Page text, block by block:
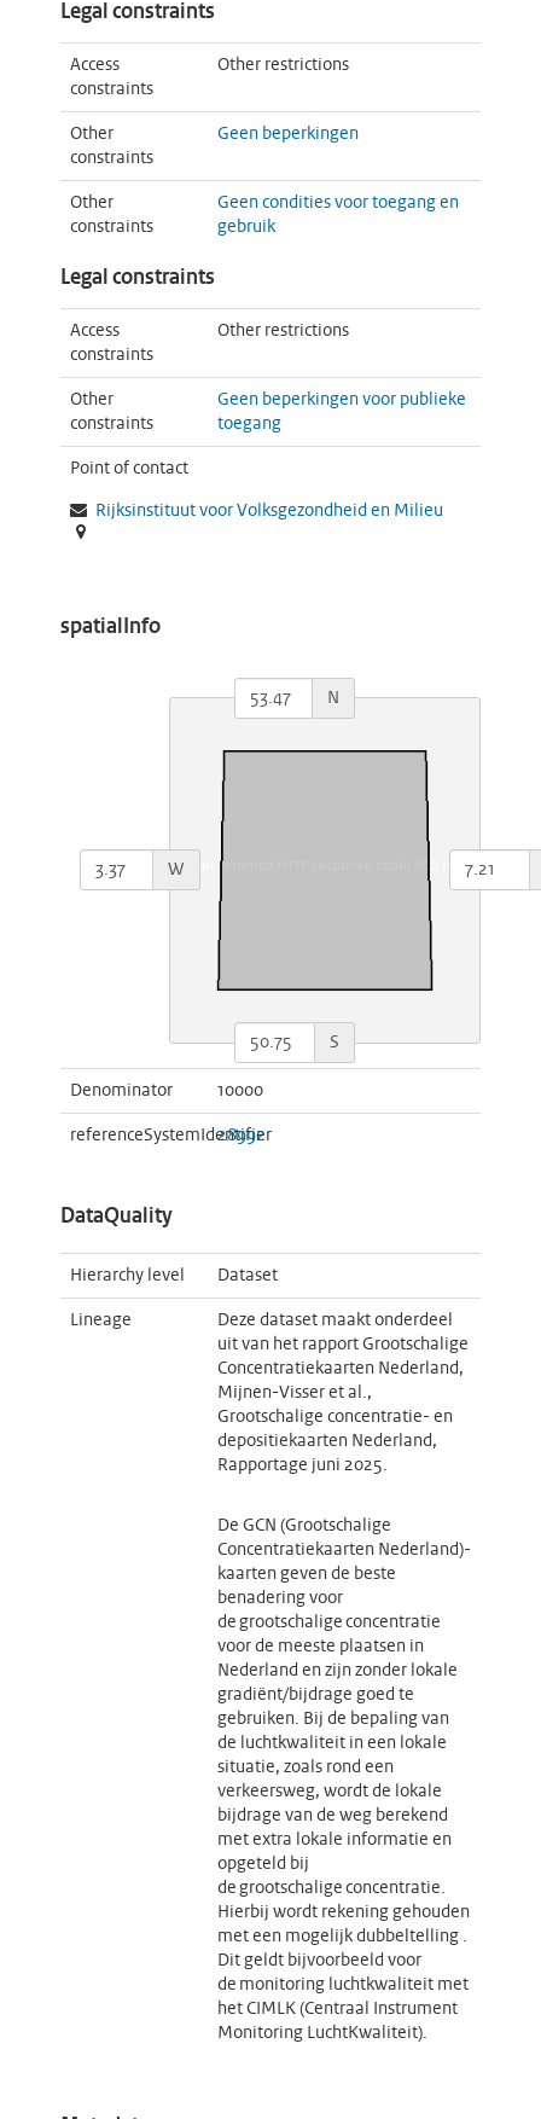
Legal constraints
Access
constraints
Other restrictions
Other
constraints
Geen beperkingen
Other
constraints
Geen condities voor toegang en
gebruik
Legal constraints
Access
constraints
Other restrictions
Other
constraints
Geen beperkingen voor publieke
toegang
Point of contact
Rijksinstituut voor Volksgezondheid en Milieu
spatialInfo
N
S
W
Denominator 10000
referenceSystemIdentifier
28992
DataQuality
Hierarchy level Dataset
Lineage
Deze dataset maakt onderdeel
uit van het rapport Grootschalige
Concentratiekaarten Nederland,
Mijnen-Visser et al.,
Grootschalige concentratie- en
depositiekaarten Nederland,
Rapportage juni 2025.
De GCN (Grootschalige
Concentratiekaarten Nederland)-
kaarten geven de beste
benadering voor
de grootschalige concentratie
voor de meeste plaatsen in
Nederland en zijn zonder lokale
gradiënt/bijdrage goed te
gebruiken. Bij de bepaling van
de luchtkwaliteit in een lokale
situatie, zoals rond een
verkeersweg, wordt de lokale
bijdrage van de weg berekend
met extra lokale informatie en
opgeteld bij
de grootschalige concentratie.
Hierbij wordt rekening gehouden
met een mogelijk dubbeltelling .
Dit geldt bijvoorbeeld voor
de monitoring luchtkwaliteit met
het CIMLK (Centraal Instrument
Monitoring LuchtKwaliteit).